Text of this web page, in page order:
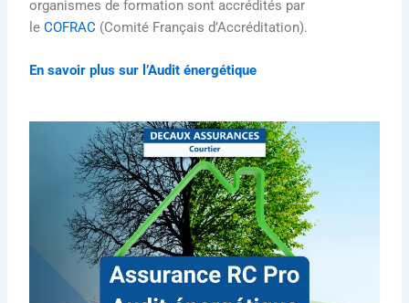
organismes de formation sont accrédités par
leCOFRAC (Comité Français d’Accréditation).
En savoir plus sur l’Audit énergétique